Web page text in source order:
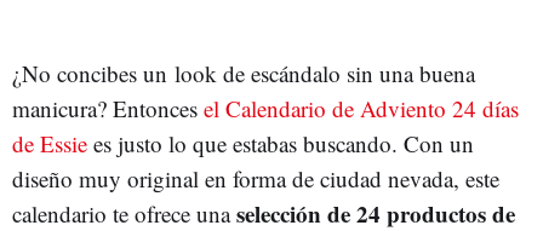
¿No concibes un look de escándalo sin una buena
manicura? Entonces el Calendario de Adviento 24 días
de Essie es justo lo que estabas buscando. Con un
diseño muy original en forma de ciudad nevada, este
calendario te ofrece unaselección de 24 productos de